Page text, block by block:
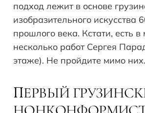
подход лежит в основе
изобразительного искусства
прошлого века. Кстати, есть в
несколько работ Сергея
этаже). Не пройдите мимо них.
ПЕРВЫЙ